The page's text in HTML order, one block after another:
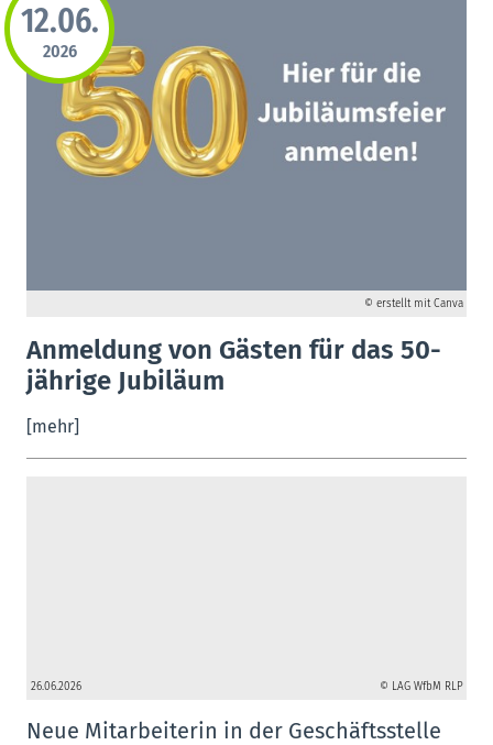
© erstellt mit Canva
Anmeldung von Gästen für das 50-
jährige Jubiläum
[mehr]
12.06.
2026
26.06.2026 © LAG WfbM RLP
Neue Mitarbeiterin in der Geschäftsstelle